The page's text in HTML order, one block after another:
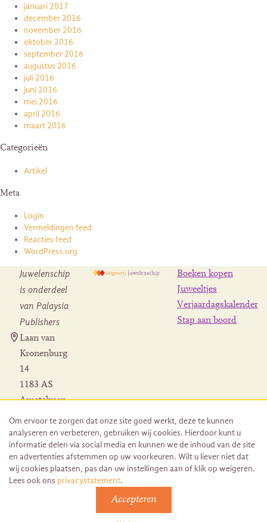
januari 2017
december 2016
november 2016
oktober 2016
september 2016
augustus 2016
juli 2016
juni 2016
mei 2016
april 2016
maart 2016
Categorieën
Artikel
Meta
Login
Vermeldingen feed
Reacties feed
WordPress.org
Juwelenschip
is onderdeel
van Palaysia
Publishers
Laan van
Kronenburg
14
1183 AS
Amstelveen
Herroeping
bestelling
Boeken kopen
Juweeltjes
Verjaardagskalender
Stap aan boord
© 2026 Uitgeverij Juwelenschip. Duurzaam ontwikkeld door
Go2People
Om ervoor te zorgen dat onze site goed werkt, deze te kunnen
analyseren en verbeteren, gebruiken wij cookies. Hierdoor kunt u
informatie delen via social media en kunnen we de inhoud van de site
en advertenties afstemmen op uw voorkeuren. Wilt u liever niet dat
wij cookies plaatsen, pas dan uw instellingen aan of klik op weigeren.
Lees ook ons privacystatement.
Accepteren